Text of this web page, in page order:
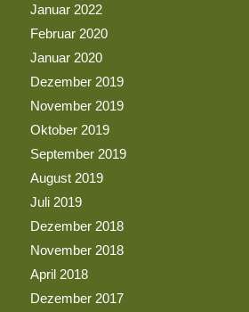
Januar 2022
Februar 2020
Januar 2020
Dezember 2019
November 2019
Oktober 2019
September 2019
August 2019
Juli 2019
Dezember 2018
November 2018
April 2018
Dezember 2017